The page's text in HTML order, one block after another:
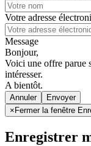
Votre adresse
Message
Bonjour,
Voici une offre parue
intéresser.
A bientôt.
Annuler
× Fermer la fenêtre
Enregistrer